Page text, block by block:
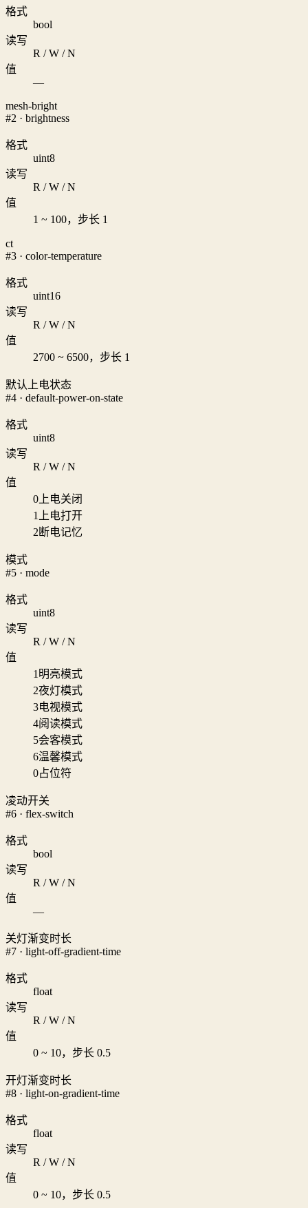
格式
bool
读写
R / W / N
值
—
mesh-bright
#2 · brightness
格式
uint8
读写
R / W / N
值
1 ~ 100，步长 1
ct
#3 · color-temperature
格式
uint16
读写
R / W / N
值
2700 ~ 6500，步长 1
默认上电状态
#4 · default-power-on-state
格式
uint8
读写
R / W / N
值
0 上电关闭
1
上电打开
2断电记忆
模式
#5 · mode
格式
uint8
读写
R / W / N
值
1 明亮模式
2夜灯模式
3电视模式
4阅读模式
5会客模式
6温馨模式
0占位符
凌动开关
#6 · flex-switch
格式
bool
读写
R / W / N
值
—
关灯渐变时长
#7 · light-off-gradient-time
格式
float
读写
R / W / N
值
0 ~ 10，步长 0.5
开灯渐变时长
#8 · light-on-gradient-time
格式
float
读写
R / W / N
值
0 ~ 10，步长 0.5